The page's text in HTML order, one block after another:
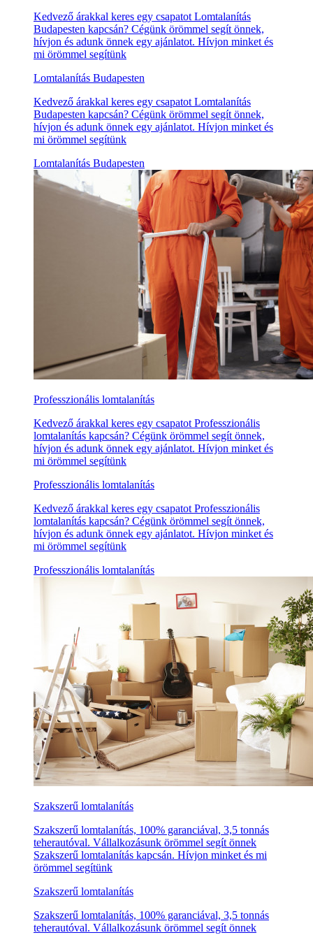
Kedvező árakkal keres egy csapatot Lomtalanítás
Budapesten kapcsán? Cégünk örömmel segít önnek,
hívjon és adunk önnek egy ajánlatot. Hívjon minket és
mi örömmel segítünk
Lomtalanítás Budapesten
Kedvező árakkal keres egy csapatot Lomtalanítás
Budapesten kapcsán? Cégünk örömmel segít önnek,
hívjon és adunk önnek egy ajánlatot. Hívjon minket és
mi örömmel segítünk
Lomtalanítás Budapesten
Professzionális lomtalanítás
Kedvező árakkal keres egy csapatot Professzionális
lomtalanítás kapcsán? Cégünk örömmel segít önnek,
hívjon és adunk önnek egy ajánlatot. Hívjon minket és
mi örömmel segítünk
Professzionális lomtalanítás
Kedvező árakkal keres egy csapatot Professzionális
lomtalanítás kapcsán? Cégünk örömmel segít önnek,
hívjon és adunk önnek egy ajánlatot. Hívjon minket és
mi örömmel segítünk
Professzionális lomtalanítás
Szakszerű lomtalanítás
Szakszerű lomtalanítás, 100% garanciával, 3,5 tonnás
teherautóval. Vállalkozásunk örömmel segít önnek
Szakszerű lomtalanítás kapcsán. Hívjon minket és mi
örömmel segítünk
Szakszerű lomtalanítás
Szakszerű lomtalanítás, 100% garanciával, 3,5 tonnás
teherautóval. Vállalkozásunk örömmel segít önnek